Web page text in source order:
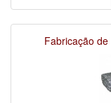
Fabricação